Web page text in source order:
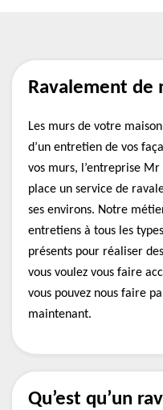
Ravalement de
Les murs de votre
d’un entretien de vos
vos murs, l’entreprise
place un service de
ses environs. Notre
entretiens à tous les
présents pour réaliser
vous voulez vous faire
vous pouvez nous faire
maintenant.
Qu’est qu’un